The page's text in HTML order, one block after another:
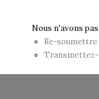
Nous n'avons
Re-soumettre
Transmettez-